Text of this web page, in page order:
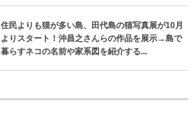
住民よりも猫が多い島、田代島の猫写真展が10月
よりスタート！沖昌之さんらの作品を展示→島で
暮らすネコの名前や家系図を紹介する...